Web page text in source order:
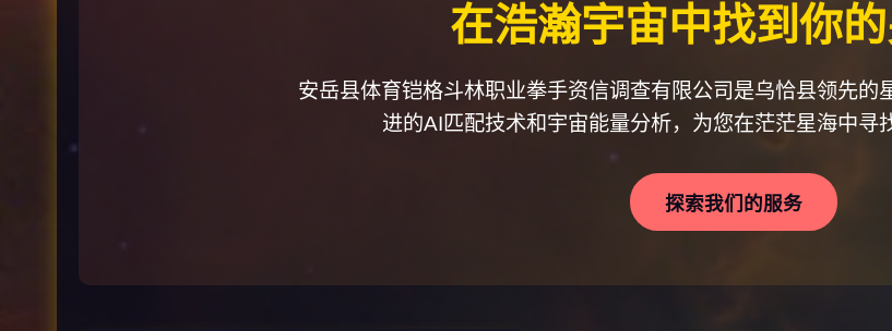
在浩瀚宇宙中找到你
安岳县体育铠格斗林职业拳手资信调查有限公司是乌恰县领先的
进的AI匹配技术和宇宙能量分析，为您在茫茫星海中寻
探索我们的服务